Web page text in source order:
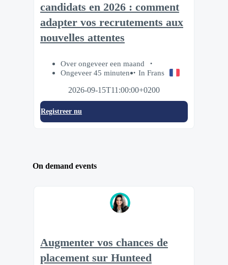
candidats en 2026 : comment
adapter vos recrutements aux
nouvelles attentes
Over ongeveer een maand
Ongeveer 45 minuten
In Frans
2026-09-15T11:00:00+0200
Registreer nu
On demand events
Augmenter vos chances de
placement sur Hunteed